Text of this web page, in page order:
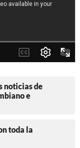
noticias de
e
toda la